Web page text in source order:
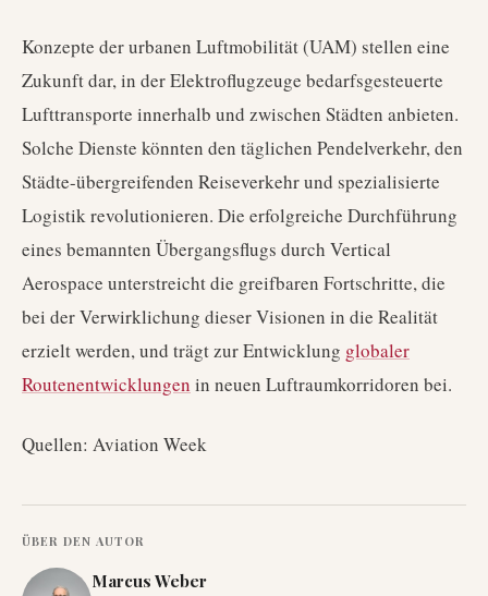
Konzepte der urbanen Luftmobilität (UAM) stellen eine
Zukunft dar, in der Elektroflugzeuge bedarfsgesteuerte
Lufttransporte innerhalb und zwischen Städten anbieten.
Solche Dienste könnten den täglichen Pendelverkehr, den
Städte-übergreifenden Reiseverkehr und spezialisierte
Logistik revolutionieren. Die erfolgreiche Durchführung
eines bemannten Übergangsflugs durch Vertical
Aerospace unterstreicht die greifbaren Fortschritte, die
bei der Verwirklichung dieser Visionen in die Realität
erzielt werden, und trägt zur Entwicklung globaler
Routenentwicklungen in neuen Luftraumkorridoren bei.
Quellen: Aviation Week
ÜBER DEN AUTOR
Marcus Weber